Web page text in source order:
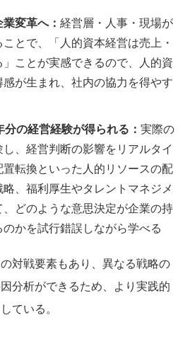
変革へ： 経営層・人事・現場が
とで、「人的資本経営は売上・
ことが実感できるので、人的資
が生まれ、社内の協力を得やす
の経営経験が得られる： 実際の
、経営判断の影響をリアルタイ
転換といった人的リソースの配
、福利厚生やタレントマネジメ
どのような意思決定が企業の持
かを試行錯誤しながら学べる
対戦要素もあり、異なる戦略の
分析ができるため、より実践的
ている。